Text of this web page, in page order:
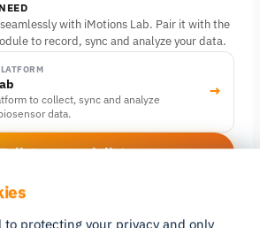
with iMotions Lab. Pair it with the
to record, sync and analyze your data.
to collect, sync and analyze
data.
→
Talk to a specialist
to protecting your privacy and only